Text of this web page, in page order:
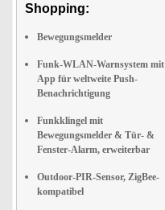
Shopping:
Bewegungsmelder
Funk-WLAN-Warnsystem mit
App für weltweite Push-
Benachrichtigung
Funkklingel mit
Bewegungsmelder & Tür- &
Fenster-Alarm, erweiterbar
Outdoor-PIR-Sensor, ZigBee-
kompatibel